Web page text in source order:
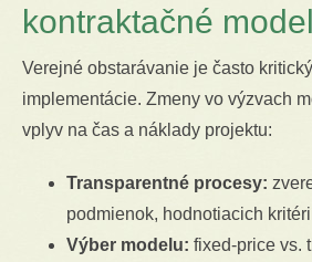
kontraktačné
Verejné obstarávanie je často
implementácie. Zmeny vo výzvach
vplyv na čas a náklady projektu:
Transparentné procesy:
podmienok, hodnotiacich
Výber modelu: fixed-price vs.